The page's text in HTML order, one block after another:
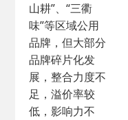
山耕”、“三衢
味”等区域公用
品牌，但大部分
品牌碎片化发
展，整合力度不
足，溢价率较
低，影响力不